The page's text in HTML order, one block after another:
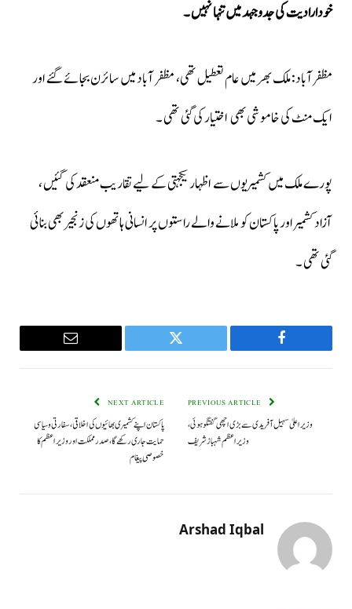
خودارادیت کی جدوجہد میں تنہا نہیں ۔
مظفرآباد: ملک بھر میں عام تعطیل تھی، مظفر آباد میں سائرن بجائے گئے اور
ایک منٹ کی خاموشی بھی اختیار کی گئی تھی ۔
پورے ملک میں کشمیریوں سے اظہار یکجہتی کے لیے تقاریب منعقد کی گئیں ،
آزاد کشمیر اور پاکستان کو ملانے والے راستوں پر انسانی ہاتھوں کی زنجیر بھی بنائی
گئی تھی ۔
Facebook
Twitter
Email
وزیراعلیٰ سہیل آفریدی سے بڑی اچھی گفتگو ہوئی،
وزیراعظم شہبازشریف
NEXT ARTICLE
پاکستان اپنے کشمیری بھائیوں کی اخلاقی، سفارتی و سیاسی
حمایت جاری رکھے گا، صدر مملکت اور وزیراعظم کا
خصوصی پیغام
Arshad Iqbal